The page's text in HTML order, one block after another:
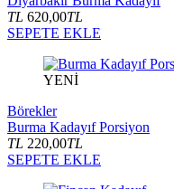
TL 620,00TL
SEPETE EKLE
YENİ
Börekler
Burma Kadayıf Porsiyon
TL 220,00TL
SEPETE EKLE